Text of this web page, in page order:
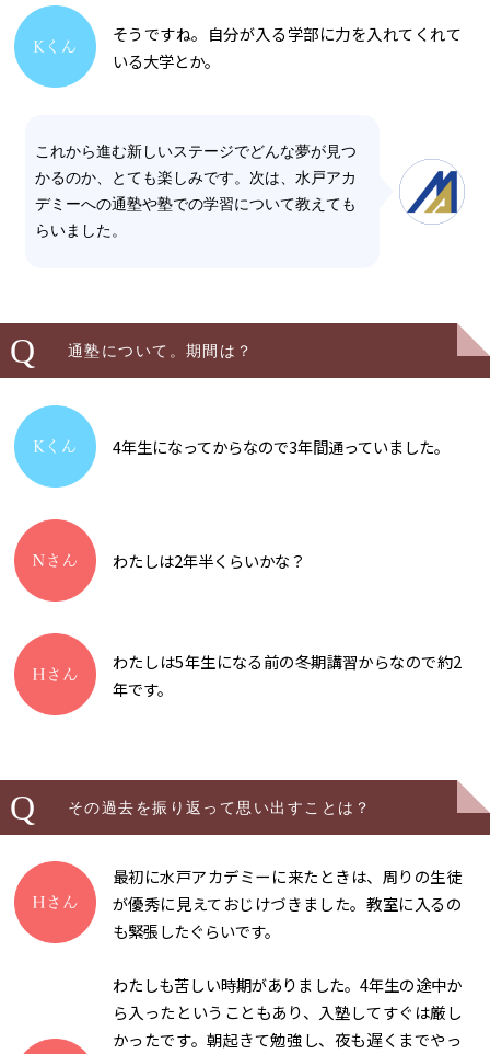
そうですね。自分が入る学部に力を入れてくれて
いる大学とか。
これから進む新しいステージでどんな夢が見つ
かるのか、とても楽しみです。次は、水戸アカ
デミーへの通塾や塾での学習について教えても
らいました。
Q 通塾について。期間は？
4年生になってからなので3年間通っていました。
わたしは2年半くらいかな？
わたしは5年生になる前の冬期講習からなので約2
年です。
Q その過去を振り返って思い出すことは？
最初に水戸アカデミーに来たときは、周りの生徒
が優秀に見えておじけづきました。教室に入るの
も緊張したぐらいです。
わたしも苦しい時期がありました。4年生の途中か
ら入ったということもあり、入塾してすぐは厳し
かったです。朝起きて勉強し、夜も遅くまでやっ